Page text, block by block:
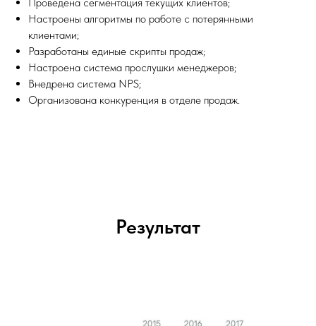
Проведена сегментация текущих клиентов;
Настроены алгоритмы по работе с потерянными
клиентами;
Разработаны единые скрипты продаж;
Настроена система прослушки менеджеров;
Внедрена система NPS;
Организована конкуренция в отделе продаж.
Результат